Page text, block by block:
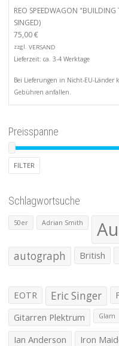
REO SPEEDWAGON
SINGED)
75,00€
zzgl. VERSAND
Lieferzeit: ca. 3-4 Werktage
Bei Lieferungen in Nicht-EU-
Gebühren anfallen.
Preisspanne
FILTER
Schlagwortsuche
50er Adrian Smith
autograph British
EOTR Eric Singer
Gitarren Plektrum Glam
Ian Anderson Iron